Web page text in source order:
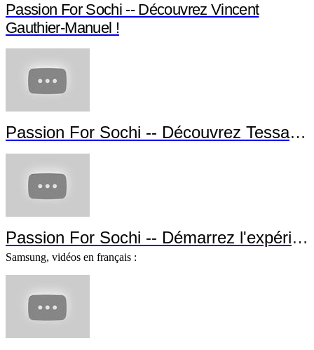
Passion For Sochi -- Découvrez Vincent
Gauthier-Manuel !
Passion For Sochi -- Découvrez Tessa Worley !
Passion For Sochi -- Démarrez l'expérience !
Samsung, vidéos en français :